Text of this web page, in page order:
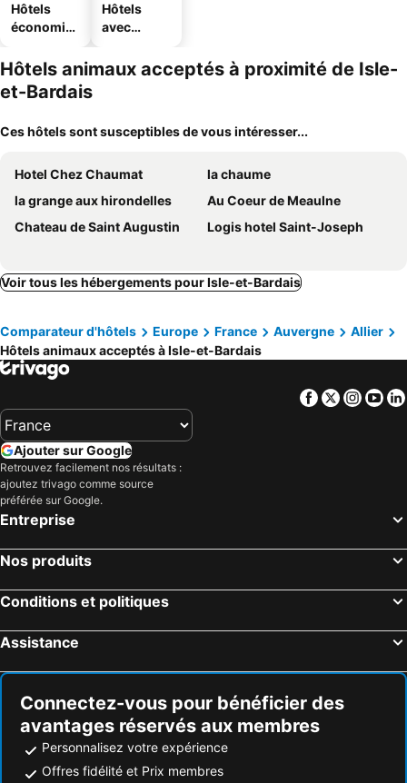
Hôtels
économiq
Hôtels
avec
Hôtels animaux acceptés à proximité de Isle-
et-Bardais
Ces hôtels sont susceptibles de vous intéresser...
Hotel Chez Chaumat
la chaume
la grange aux hirondelles
Au Coeur de Meaulne
Chateau de Saint Augustin
Logis hotel Saint-Joseph
Voir tous les hébergements pour Isle-et-Bardais
Comparateur d'hôtels Europe France Auvergne
Allier
Hôtels animaux acceptés à Isle-et-Bardais
Facebook
Twitter
Ajouter sur Google
Retrouvez facilement nos résultats :
ajoutez trivago comme source
préférée sur Google.
Entreprise
Nos produits
Conditions et politiques
Assistance
Connectez-vous pour bénéficier des
avantages réservés aux membres
Personnalisez votre expérience
Offres fidélité et Prix membres